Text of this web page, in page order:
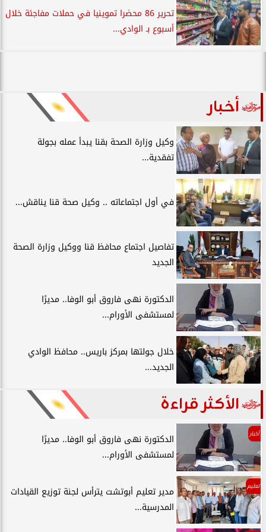
تحرير 86 محضرا تموينيا في حملات مفاجئة خلال
أسبوع بـ الوادي...
أخبار
وكيل وزارة الصحة بقنا يبدأ عمله بجولة
تفقدية...
في أول اجتماعاته .. وكيل صحة قنا يناقش...
تفاصيل اجتماع محافظ قنا ووكيل وزارة الصحة
الجديد
الدكتورة نهى فاروق أبو الوفا.. مديرًا
لمستشفى الأورام...
خلال جولتها بمركز باريس.. محافظ الوادي
الجديد...
الأكثر قراءة
أخبار
الدكتورة نهى فاروق أبو الوفا.. مديرًا
لمستشفى الأورام...
تعليم
مدير تعليم أبوتشت يترأس لجنة توزيع القيادات
المدرسية...